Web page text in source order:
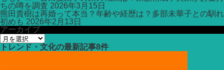
ちの噂を調査 2026年3月15日
熊田貴樹は再婚って本当？年齢や経歴は？多部未華子との馴れ
初めも 2026年2月13日
アーカイブ
ア
ー
カ
トレンド・文化の最新記事8件